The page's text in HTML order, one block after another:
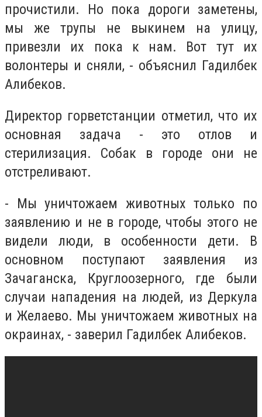
прочистили. Но пока дороги заметены,
мы же трупы не выкинем на улицу,
привезли их пока к нам. Вот тут их
волонтеры и сняли, - объяснил Гадилбек
Алибеков.
Директор горветстанции отметил, что их
основная задача - это отлов и
стерилизация. Собак в городе они не
отстреливают.
- Мы уничтожаем животных только по
заявлению и не в городе, чтобы этого не
видели люди, в особенности дети. В
основном поступают заявления из
Зачаганска, Круглоозерного, где были
случаи нападения на людей, из Деркула
и Желаево. Мы уничтожаем животных на
окраинах, - заверил Гадилбек Алибеков.